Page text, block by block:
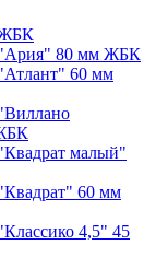
ЖБК
"Ария" 80 мм ЖБК
60 мм
малый"
60 мм
4,5" 45